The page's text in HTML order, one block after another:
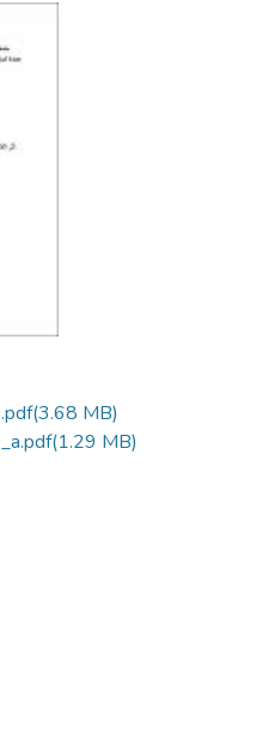
(3.68 MB)
(1.29 MB)